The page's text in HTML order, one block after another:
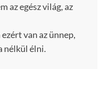
az egész világ, az
van az ünnep,
nélkül élni.